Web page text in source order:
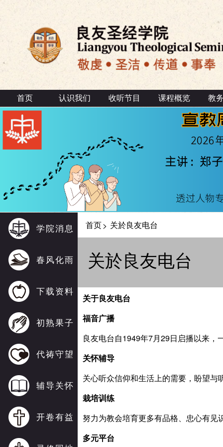
首页 认识我们 收听节目 课程概览 教
学院消息
春风化雨
下载资料
初熟果子
代祷守望
辅导关怀
开卷有益
首页> 关於良友电台
关於良友电台
关于良友电台
福音广播
良友电台自1949年7月29日启播以来，
关怀辅导
关心听众信仰和生活上的需要，盼望
栽培训练
努力为教会培育更多有品格、忠心有见
多元平台